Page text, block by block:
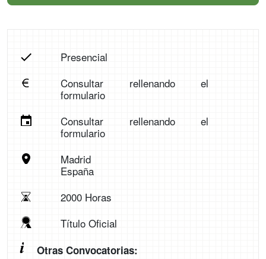
Presencial
Consultar rellenando el
formulario
Consultar rellenando el
formulario
Madrid
España
2000 Horas
Título Oficial
Otras Convocatorias: